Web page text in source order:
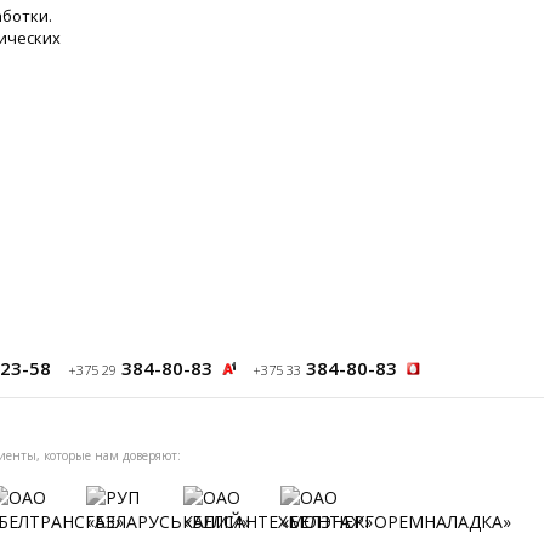
58 +375 29 384-80-83 +375 33 384-80-83
которые нам доверяют: